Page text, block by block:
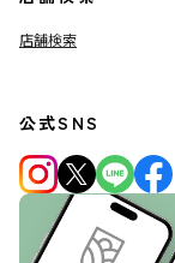
店舗検索
公式SNS